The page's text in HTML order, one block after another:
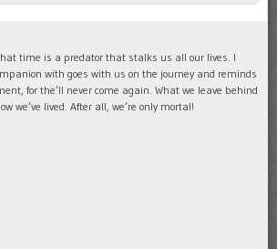
time is a predator that stalks us all our lives. I
with goes with us on the journey and reminds
for the’ll never come again. What we leave behind
we’ve lived. After all, we’re only mortal!